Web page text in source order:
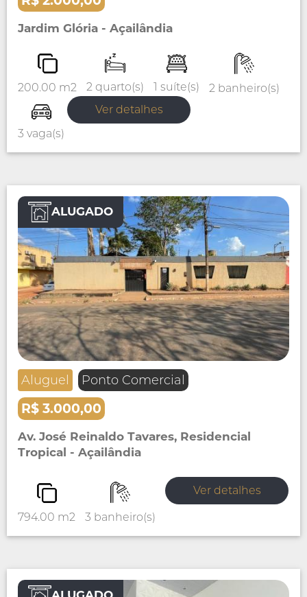
Jardim Glória - Açailândia
200.00 m2 2 quarto(s) 1 suíte(s) 2 banheiro(s)
3 vaga(s)
Ver detalhes
ALUGADO
Aluguel Ponto Comercial
R$ 3.000,00
Av. José Reinaldo Tavares, Residencial
Tropical - Açailândia
794.00 m2 3 banheiro(s)
Ver detalhes